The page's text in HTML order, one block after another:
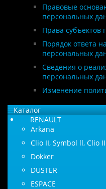
Правовые
персональных
Права субъектов
Порядок ответа
персональных
Сведения о
персональных
Изменение
Каталог
RENAULT
Arkana
Clio II, Symbol ll, Clio
Dokker
DUSTER
ESPACE